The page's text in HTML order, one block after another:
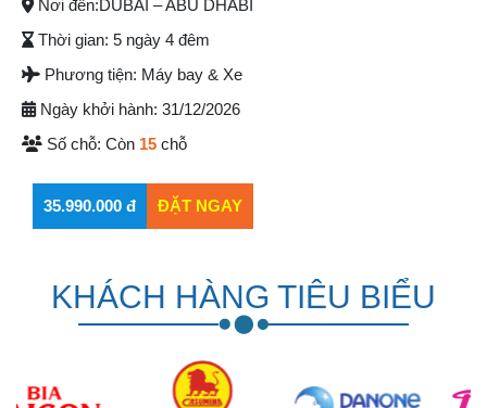
Nơi đến:DUBAI – ABU DHABI
Thời gian: 5 ngày 4 đêm
Phương tiện: Máy bay & Xe
Ngày khởi hành: 31/12/2026
Số chỗ: Còn 15 chỗ
KHÁCH HÀNG TIÊU BIỂU